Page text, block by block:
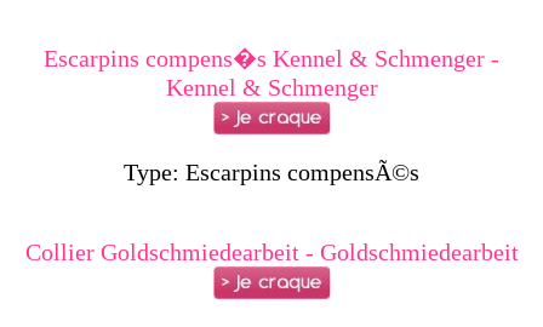
Escarpins compens�s Kennel & Schmenger -
Kennel & Schmenger
Type: Escarpins compensÃ©s
Collier Goldschmiedearbeit - Goldschmiedearbeit